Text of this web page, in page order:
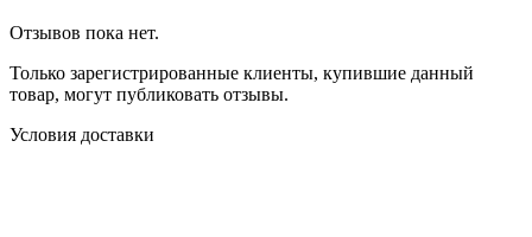
Отзывов пока нет.
Только зарегистрированные клиенты, купившие данный
товар, могут публиковать отзывы.
Условия доставки